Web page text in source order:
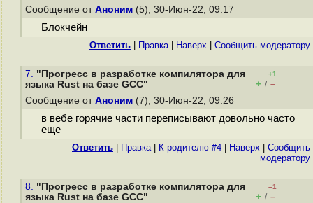
Сообщение от Аноним (5), 30-Июн-22, 09:17
Блокчейн
Ответить Правка| Наверх Cообщить модератору
7. "Прогресс в разработке компилятора для
языка Rust на базе GCC"
+1
+ / –
Сообщение от Аноним (7), 30-Июн-22, 09:26
в вебе горячие части переписывают довольно часто
еще
Ответить Правка| К родителю #4 Наверх
Cообщить
модератору
8. "Прогресс в разработке компилятора для
языка Rust на базе GCC"
–1
+ / –